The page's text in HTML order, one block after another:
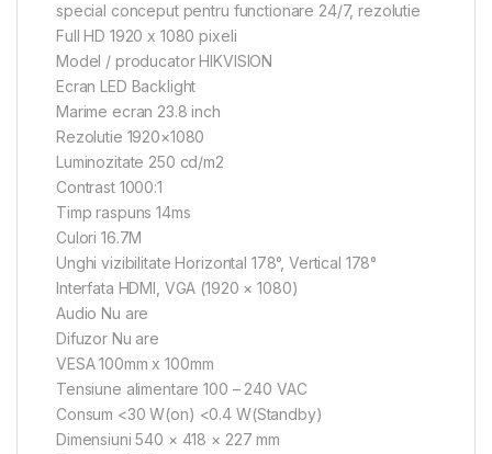
special conceput pentru functionare 24/7, rezolutie
Full HD 1920 x 1080 pixeli
Model / producator HIKVISION
Ecran LED Backlight
Marime ecran 23.8 inch
Rezolutie 1920×1080
Luminozitate 250 cd/m2
Contrast 1000:1
Timp raspuns 14ms
Culori 16.7M
Unghi vizibilitate Horizontal 178°, Vertical 178°
Interfata HDMI, VGA (1920 × 1080)
Audio Nu are
Difuzor Nu are
VESA 100mm x 100mm
Tensiune alimentare 100 – 240 VAC
Consum <30 W(on) <0.4 W(Standby)
Dimensiuni 540 × 418 × 227 mm